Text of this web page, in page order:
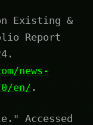
Existing &
Report
news-
0/en/ .
Accessed